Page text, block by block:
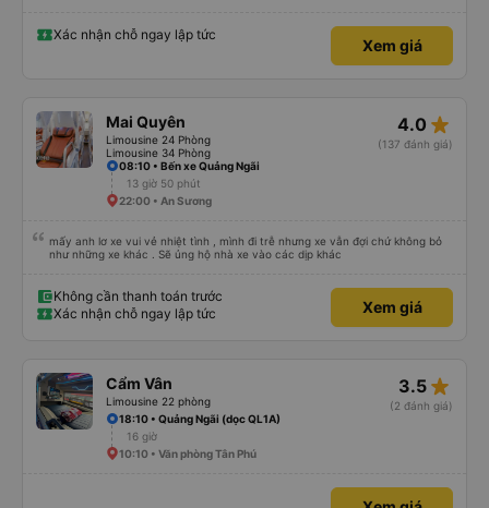
Xác nhận chỗ ngay lập tức
Xem giá
Mai Quyên
Limousine 24 Phòng
Limousine 34 Phòng
4.0 star_rate
(137 đánh giá)
08:10 • Bến xe Quảng Ngãi
13 giờ 50 phút
22:00 • An Sương
mấy anh lơ xe vui vẻ nhiệt tình , mình đi trễ nhưng xe vẫn đợi chứ không bỏ
như những xe khác . Sẽ ủng hộ nhà xe vào các dịp khác
Không cần thanh toán trước
Xác nhận chỗ ngay lập tức
Xem giá
Cẩm Vân
Limousine 22 phòng
3.5 star_rate
(2 đánh giá)
18:10 • Quảng Ngãi (dọc QL1A)
16 giờ
10:10 • Văn phòng Tân Phú